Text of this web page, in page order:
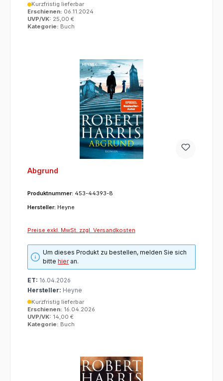
Kurzfristig lieferbar
Erschienen: 06.11.2024
UVP/VK: 25,00 €
Kategorie: Buch
Abgrund
Produktnummer: 453-44393-8
Hersteller: Heyne
Preise exkl. MwSt. zzgl. Versandkosten
Um dieses Produkt zu bestellen, melden Sie sich
bittehieran.
ET: 16.04.2026
Hersteller: Heyne
Kurzfristig lieferbar
Erschienen: 16.04.2026
UVP/VK: 14,00 €
Kategorie: Buch